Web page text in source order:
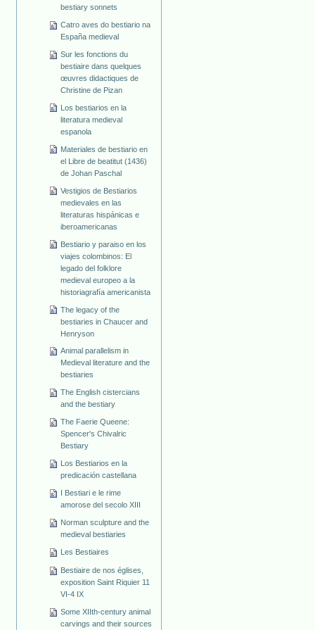
bestiary sonnets
Catro aves do bestiario na
España medieval
Sur les fonctions du
bestiaire dans quelques
œuvres didactiques de
Christine de Pizan
Los bestiarios en la
literatura medieval
espanola
Materiales de bestiario en
el Libre de beatitut (1436)
de Johan Paschal
Vestigios de Bestiarios
medievales en las
literaturas hispánicas e
iberoamericanas
Bestiario y paraiso en los
viajes colombinos: El
legado del folklore
medieval europeo a la
historiagrafía americanista
The legacy of the
bestiaries in Chaucer and
Henryson
Animal parallelism in
Medieval literature and the
bestiaries
The English cistercians
and the bestiary
The Faerie Queene:
Spencer's Chivalric
Bestiary
Los Bestiarios en la
predicación castellana
I Bestiari e le rime
amorose del secolo XIII
Norman sculpture and the
medieval bestiaries
Les Bestiaires
Bestiaire de nos églises,
exposition Saint Riquier 11
VI-4 IX
Some XIIth-century animal
carvings and their sources